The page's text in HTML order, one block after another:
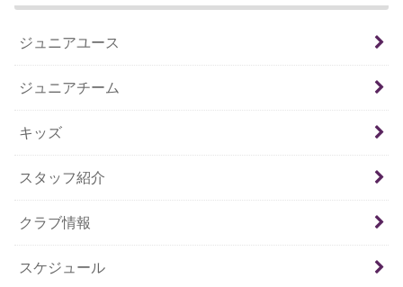
ジュニアユース
ジュニアチーム
キッズ
スタッフ紹介
クラブ情報
スケジュール